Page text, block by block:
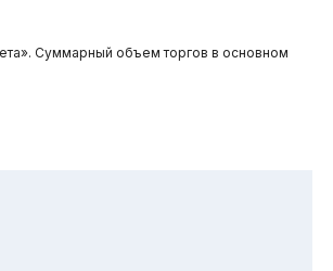
Суммарный объем торгов в основном